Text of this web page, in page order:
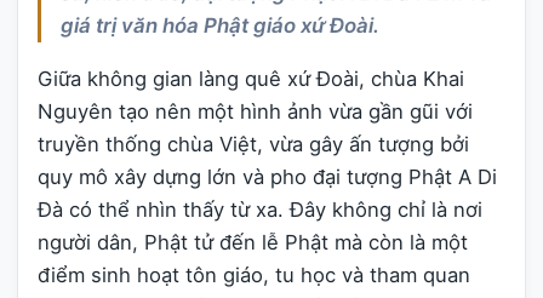
giá trị văn hóa Phật giáo xứ Đoài.
Giữa không gian làng quê xứ Đoài, chùa Khai
Nguyên tạo nên một hình ảnh vừa gần gũi với
truyền thống chùa Việt, vừa gây ấn tượng bởi
quy mô xây dựng lớn và pho đại tượng Phật A Di
Đà có thể nhìn thấy từ xa. Đây không chỉ là nơi
người dân, Phật tử đến lễ Phật mà còn là một
điểm sinh hoạt tôn giáo, tu học và tham quan